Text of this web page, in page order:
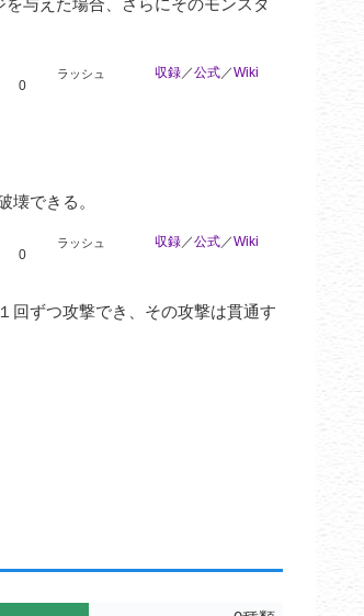
与えた場合、さらにそのモンスタ
ラッシュ 収録 ／公式 ／Wiki
0
壊できる。
ラッシュ 収録 ／公式 ／Wiki
0
回ずつ攻撃でき、その攻撃は貫通す